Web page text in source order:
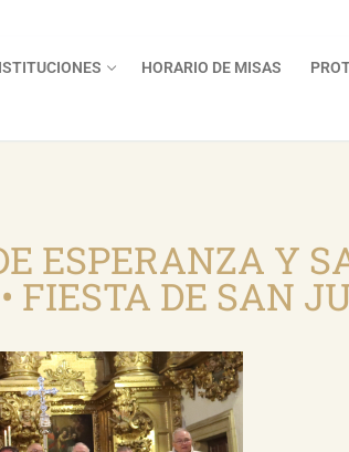
HORARIO DE MISAS
ESPERANZA Y
FIESTA DE SAN